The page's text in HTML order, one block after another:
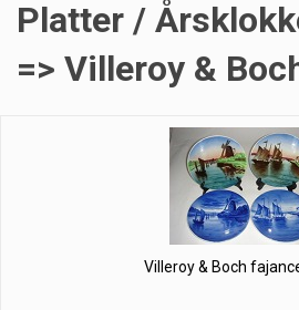
Platter /
=> Villeroy &
Villeroy & Boch